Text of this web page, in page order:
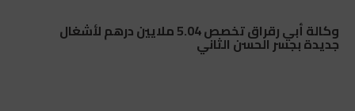
وكالة أبي رقراق تخصص 5.04 ملايين درهم لأشغال
جديدة بجسر الحسن الثاني